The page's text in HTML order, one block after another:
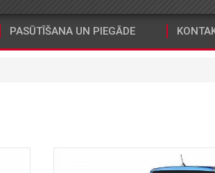
PASŪTĪŠANA UN PIEGĀDE